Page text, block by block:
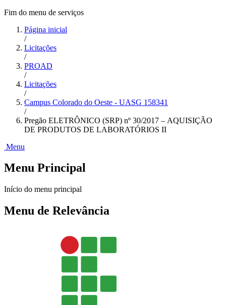
Fim do menu de serviços
Página inicial
/
Licitações
/
PROAD
/
Licitações
/
Campus Colorado do Oeste - UASG 158341
/
Pregão ELETRÔNICO (SRP) nº 30/2017 – AQUISIÇÃO
DE PRODUTOS DE LABORATÓRIOS II
Menu
Menu Principal
Início do menu principal
Menu de Relevância